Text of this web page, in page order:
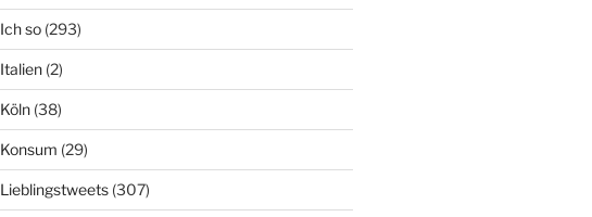
Ich so(293)
Italien(2)
Köln(38)
Konsum (29)
Lieblingstweets(307)